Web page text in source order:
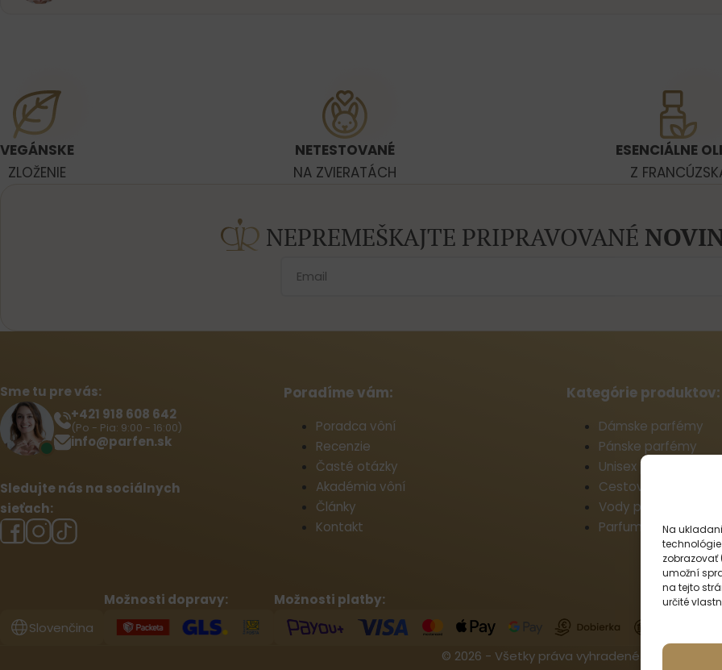
Na
zobrazovať
umožní
na tejto
určité
VEGÁNSKE
ZLOŽENIE
NETESTOVANÉ
NA ZVIERATÁCH
ESENCIÁLNE
Z
NEPREMEŠKAJTE PRIPRAVOVANÉ
Sme tu pre vás:
+421 918 608 642‬
(Po - Pia: 9:00 - 16:00)
info@parfen.sk
Sledujte nás na sociálnych
sieťach:
Poradíme vám:
Poradca vôní
Recenzie
Časté otázky
Akadémia vôní
Články
Kontakt
Kategórie produktov:
Dámske parfémy
Pánske parfémy
Unisex parfémy
Cestovné parfémy
Vody po holení
Parfumy do prania
Slovenčina
Možnosti dopravy: Možnosti platby:
© 2026 - Všetky práva vyhradené.